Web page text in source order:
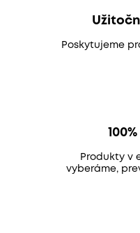
Poskytujeme
Produkty v
vyberáme,